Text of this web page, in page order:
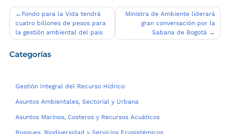
Navegación
de
entradas
Fondo para la Vida tendrá
cuatro billones de pesos para
la gestión ambiental del país
Ministra de Ambiente liderará
gran conversación por la
Sabana de Bogotá
Categorías
Gestión Integral del Recurso Hídrico
Asuntos Ambientales, Sectorial y Urbana
Asuntos Marinos, Costeros y Recursos Acuáticos
Bosques, Biodiversidad y Servicios Ecosistémicos